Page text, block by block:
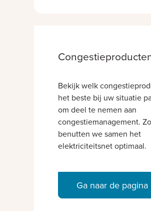
Bekijk welk
het beste bij uw situatie
om deel te nemen aan
congestiemanagement. Zo
benutten we samen het
elektriciteitsnet optimaal.
Ga naar de pagina